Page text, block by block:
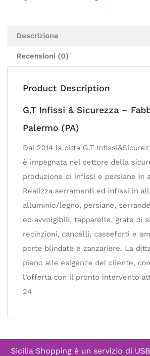
Descrizione
Recensioni (0)
Product Description
G.T Infissi & Sicurezza –
Palermo (PA)
Dal 2014 la ditta G.T
è impegnata nel settore della
produzione di infissi e persiane in
Realizza serramenti ed infissi in
alluminio/legno, persiane,
ed avvolgibili, tapparelle, grate di
recinzioni, cancelli, casseforti e
porte blindate e zanzariere. La
pieno alle esigenze del cliente,
l’offerta con il pronto intervento
24
Sicilia Shopping è un servizio di